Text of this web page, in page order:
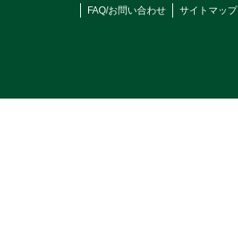
FAQ/お問い合わせ
サイトマップ